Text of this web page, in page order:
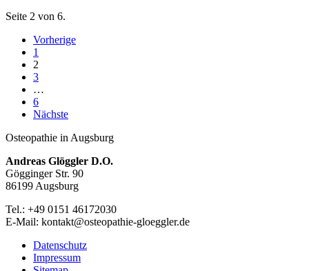
Seite 2 von 6.
Vorherige
1
2
3
…
6
Nächste
Osteopathie in Augsburg
Andreas Glöggler D.O.
Gögginger Str. 90
86199 Augsburg
Tel.: +49 0151 46172030
E-Mail: kontakt@osteopathie-gloeggler.de
Datenschutz
Impressum